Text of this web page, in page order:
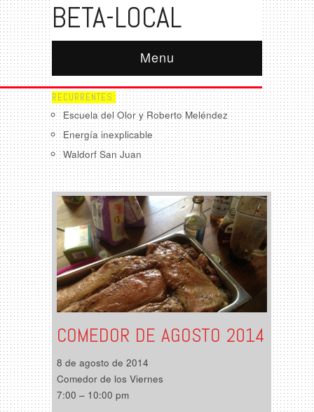
BETA-LOCAL
Menu
RECURRENTES:
Escuela del Olor y Roberto Meléndez
Energía inexplicable
Waldorf San Juan
COMEDOR DE AGOSTO 2014
8 de agosto de 2014
Comedor de los Viernes
7:00 – 10:00 pm